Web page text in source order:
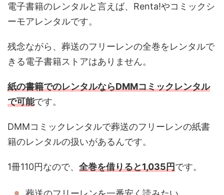
電子書籍のレンタルと言えば、Renta!やコミックシ
ーモアレンタルです。
残念ながら、葬送のフリーレンの全巻をレンタルで
きる電子書籍ストアはありません。
紙の書籍でのレンタルならDMMコミックレンタル
で可能です。
DMMコミックレンタルで葬送のフリーレンの紙書
籍のレンタルの扱いがあるんです。
1冊110円なので、 全巻を借りると1,035円です。